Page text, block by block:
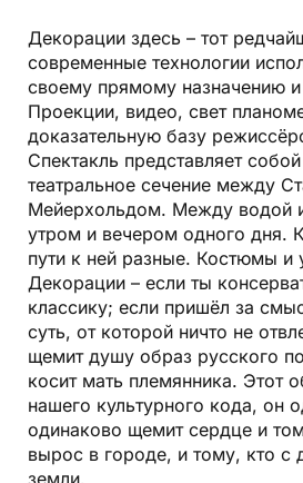
Декорации здесь – тот
современные технологии
своему прямому назначению
Проекции, видео, свет
доказательную базу
Спектакль представляет
театральное сечение между
Мейерхольдом. Между водой
утром и вечером одного дня.
пути к ней разные. Костюмы и
Декорации – если ты
классику; если пришёл за
суть, от которой ничто не
щемит душу образ русского
косит мать племянника. Этот
нашего культурного кода, он
одинаково щемит сердце и
вырос в городе, и тому, кто с